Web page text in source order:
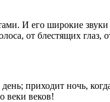
И его широкие
от блестящих
приходит ночь,
веки веков!